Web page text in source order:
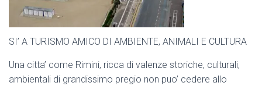
SI’ A TURISMO AMICO DI AMBIENTE, ANIMALI E CULTURA
Una citta’ come Rimini, ricca di valenze storiche, culturali,
ambientali di grandissimo pregio non puo’ cedere allo